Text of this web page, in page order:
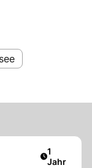
Artikel
1
Jahr